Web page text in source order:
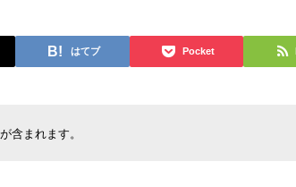
はてブ Pocket
含まれます。